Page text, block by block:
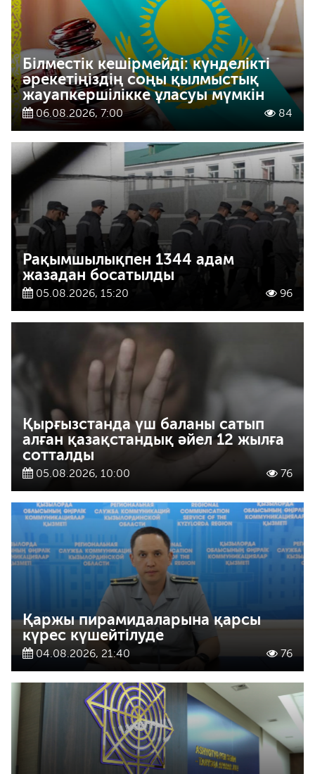
Білместік кешірмейді: күнделікті
әрекетіңіздің соңы қылмыстық
жауапкершілікке ұласуы мүмкін
06.08.2026, 7:00 84
Рақымшылықпен 1344 адам
жазадан босатылды
05.08.2026, 15:20 96
Қырғызстанда үш баланы сатып
алған қазақстандық әйел 12 жылға
сотталды
05.08.2026, 10:00 76
Қаржы пирамидаларына қарсы
күрес күшейтілуде
04.08.2026, 21:40 76